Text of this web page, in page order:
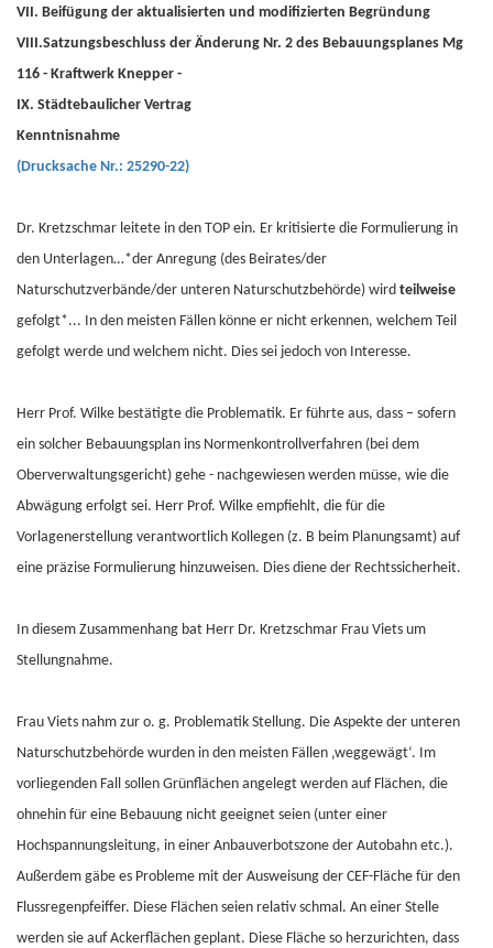
VII. Beifügung der aktualisierten und modifizierten Begründung
VIII.Satzungsbeschluss der Änderung Nr. 2 des Bebauungsplanes Mg
116 - Kraftwerk Knepper -
IX. Städtebaulicher Vertrag
Kenntnisnahme
(Drucksache Nr.: 25290-22)
Dr. Kretzschmar leitete in den TOP ein. Er kritisierte die Formulierung in
den Unterlagen…*der Anregung (des Beirates/der
Naturschutzverbände/der unteren Naturschutzbehörde) wird teilweise
gefolgt*... In den meisten Fällen könne er nicht erkennen, welchem Teil
gefolgt werde und welchem nicht. Dies sei jedoch von Interesse.
Herr Prof. Wilke bestätigte die Problematik. Er führte aus, dass – sofern
ein solcher Bebauungsplan ins Normenkontrollverfahren (bei dem
Oberverwaltungsgericht) gehe - nachgewiesen werden müsse, wie die
Abwägung erfolgt sei. Herr Prof. Wilke empfiehlt, die für die
Vorlagenerstellung verantwortlich Kollegen (z. B beim Planungsamt) auf
eine präzise Formulierung hinzuweisen. Dies diene der Rechtssicherheit.
In diesem Zusammenhang bat Herr Dr. Kretzschmar Frau Viets um
Stellungnahme.
Frau Viets nahm zur o. g. Problematik Stellung. Die Aspekte der unteren
Naturschutzbehörde wurden in den meisten Fällen ‚weggewägt‘. Im
vorliegenden Fall sollen Grünflächen angelegt werden auf Flächen, die
ohnehin für eine Bebauung nicht geeignet seien (unter einer
Hochspannungsleitung, in einer Anbauverbotszone der Autobahn etc.).
Außerdem gäbe es Probleme mit der Ausweisung der CEF-Fläche für den
Flussregenpfeiffer. Diese Flächen seien relativ schmal. An einer Stelle
werden sie auf Ackerflächen geplant. Diese Fläche so herzurichten, dass